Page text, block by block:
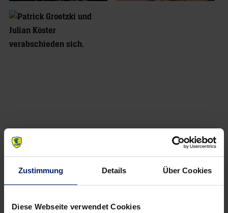
Zustimmung Details Über Cookies
Diese Webseite verwendet Cookies